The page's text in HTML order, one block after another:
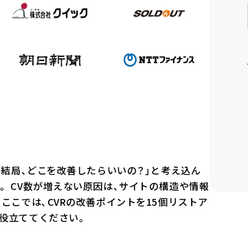
局、どこを改善したらいいの？」と考え込ん
CV数が増えない原因は、サイトの構造や情報
こでは、CVRの改善ポイントを15個リストア
立ててください。